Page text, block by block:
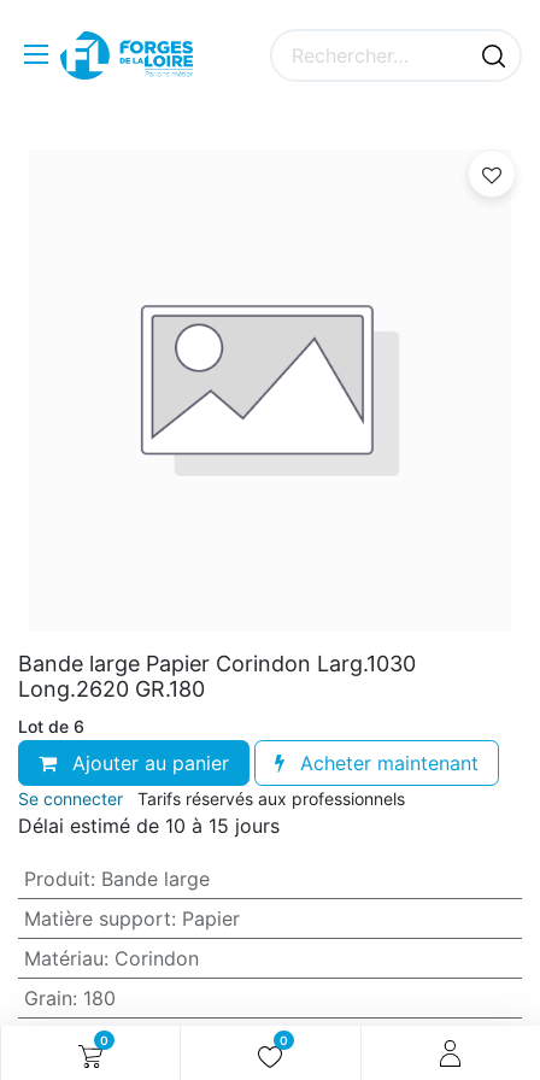
0 0
Bande large Papier Corindon Larg.1030
Long.2620 GR.180
Lot de 6
Ajouter au panier Acheter maintenant
Se connecter Tarifs réservés aux professionnels
Délai estimé de 10 à 15 jours
Produit: Bande large
Matière support: Papier
Matériau: Corindon
Grain: 180
Anti-encrassement
Non (standard)